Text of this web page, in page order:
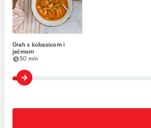
Grah s kobasicom i
ječmom
50 min